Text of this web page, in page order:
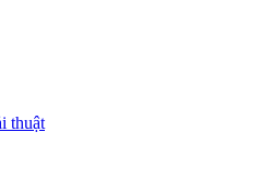
thuật